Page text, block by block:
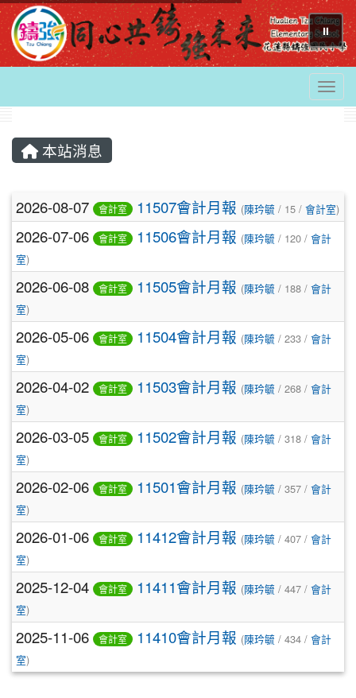
⏸
本站消息
文章列表
2026-08-07 會計室 11507會計月報 (陳玪毓 / 15 / 會計室)
2026-07-06 會計室 11506會計月報 (陳玪毓 / 120 / 會計
室)
2026-06-08 會計室 11505會計月報 (陳玪毓 / 188 / 會計
室)
2026-05-06 會計室 11504會計月報 (陳玪毓 / 233 / 會計
室)
2026-04-02 會計室 11503會計月報 (陳玪毓 / 268 / 會計
室)
2026-03-05 會計室 11502會計月報 (陳玪毓 / 318 / 會計
室)
2026-02-06 會計室 11501會計月報 (陳玪毓 / 357 / 會計
室)
2026-01-06 會計室 11412會計月報 (陳玪毓 / 407 / 會計
室)
2025-12-04 會計室 11411會計月報 (陳玪毓 / 447 / 會計
室)
2025-11-06 會計室 11410會計月報 (陳玪毓 / 434 / 會計
室)